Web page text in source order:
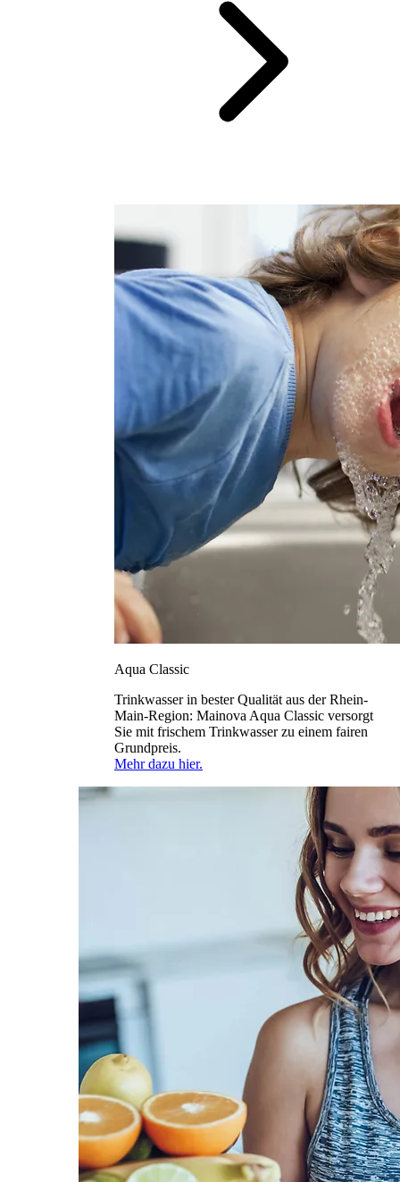
Aqua Classic
Trinkwasser in bester Qualität aus der Rhein-
Main-Region: Mainova Aqua Classic versorgt
Sie mit frischem Trinkwasser zu einem fairen
Grundpreis.
Mehr dazu hier.